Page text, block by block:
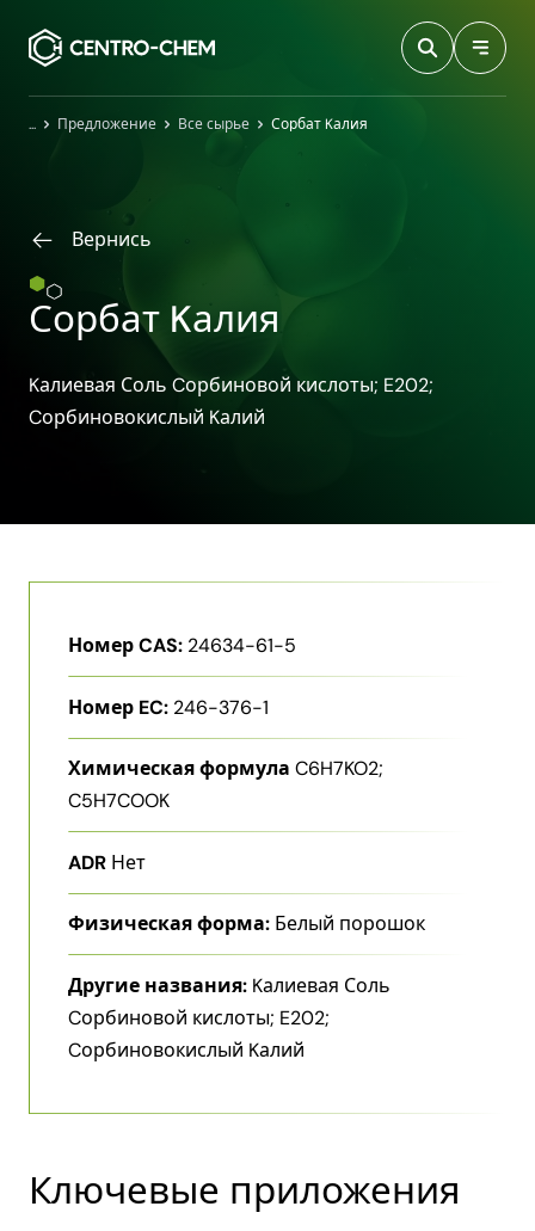
ГлавнаяПредложение Все сырье Сорбат Kалия
Вернись
Сорбат Kалия
Kалиевая Соль Cорбиновой кислоты; E202;
Cорбиновокислый Kалий
Номер CAS: 24634-61-5
Номер EC: 246-376-1
Химическая формула C6H7KO2;
C5H7COOK
ADR Нет
Физическая форма: Белый порошок
Другие названия: Kалиевая Соль
Cорбиновой кислоты; E202;
Cорбиновокислый Kалий
Ключевые приложения